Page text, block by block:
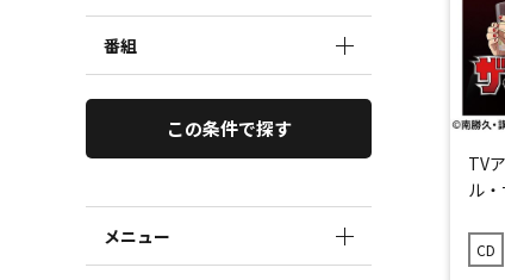
番組
この条件で探す
メニュー
TV
ル
CD